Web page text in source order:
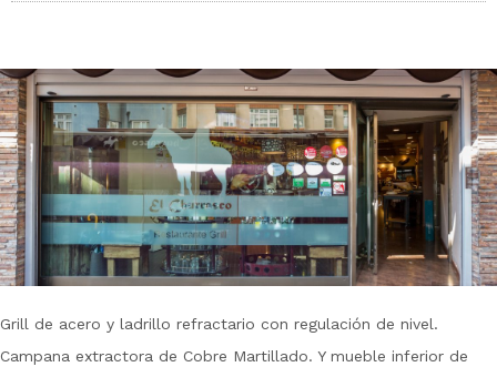
Grill de acero y ladrillo refractario con regulación de nivel.
Campana extractora de Cobre Martillado. Y mueble inferior de